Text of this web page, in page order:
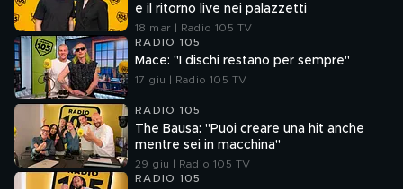
e il ritorno live nei palazzetti
18 mar | Radio 105 TV
RADIO 105
Mace: "I dischi restano per sempre"
17 giu | Radio 105 TV
RADIO 105
The Bausa: "Puoi creare una hit anche
mentre sei in macchina"
29 giu | Radio 105 TV
RADIO 105